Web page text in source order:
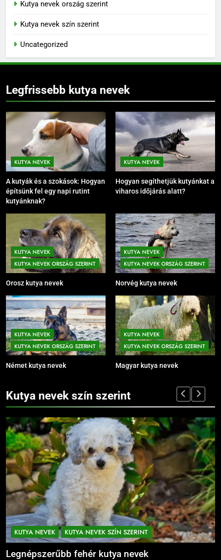
Kutya nevek ország szerint
Kutya nevek szín szerint
Uncategorized
Legfrissebb kutya nevek
KUTYA NEVEK
A kutyák és a szokások: Hogyan
építsünk fel egy napi rutint
kutyánknak?
KUTYA NEVEK
Hogyan segíthetjük kutyánkat a
viharos időjárás alatt?
KUTYA NEVEK
KUTYA NEVEK ORSZÁG SZERINT
Orosz kutya nevek
KUTYA NEVEK
KUTYA NEVEK ORSZÁG SZERINT
Norvég kutya nevek
KUTYA NEVEK
KUTYA NEVEK ORSZÁG SZERINT
Német kutya nevek
KUTYA NEVEK
KUTYA NEVEK ORSZÁG SZERINT
Magyar kutya nevek
Kutya nevek szín szerint
NEVEK SZÍN SZERINT
kutya nevek
KUTYA NEVEK KUTYA
Legnépszerűbb